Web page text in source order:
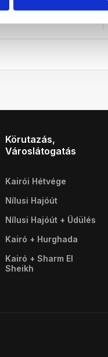
Körutazás,
Városlátogatás
Kairói Hétvége
Nílusi Hajóút
Nílusi Hajóút + Üdülés
Kairó + Hurghada
Kairó + Sharm El
Sheikh